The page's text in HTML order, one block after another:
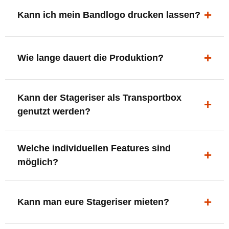
ergonomisch, sicher und gut sichtbar.
Kann ich mein Bandlogo drucken lassen?
deine Bühne, deine Marke.
Wie lange dauert die Produktion?
innerhalb Deutschlands kostenfrei.
Kann der Stageriser als Transportbox
genutzt werden?
oder Zubehör nutzen.
Welche individuellen Features sind
möglich?
XLR-Brücke / Schnittstelle
Setlist-Clip
Kann man eure Stageriser mieten?